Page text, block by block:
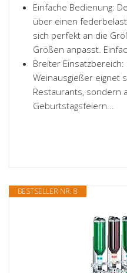
Einfache Bedienung:
über einen
sich perfekt an die
Größen anpasst.
Breiter
Weinausgießer eignet
Restaurants, sondern
Geburtstagsfeiern...
BESTSELLER NR. 8